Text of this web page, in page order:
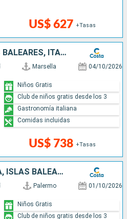
US$ 627 +Tasas
FRANCIA, ESPAÑA, ISLAS BALEARES, ITALIA
Marsella 04/10/2026
US$ 738 +Tasas
Niños Gratis
Club de niños gratis desde los 3
Gastronomía italiana
Comidas incluidas
ITALIA, FRANCIA, ESPAÑA, ISLAS BALEARES
Palermo 01/10/2026
Niños Gratis
Club de niños gratis desde los 3